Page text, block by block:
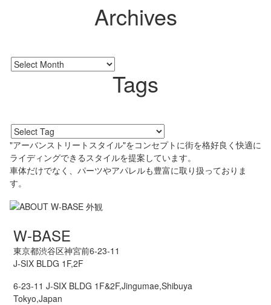
Archives
Tags
"アーバンストリートスタイル"をコンセプトに街を格好良く快適に
ライディングできるスタイルを提案しています。
車体だけでなく、パーツやアパレルも豊富に取り扱っておりま
す。
W-BASE
東京都渋谷区神宮前6-23-11
J-SIX BLDG 1F,2F
6-23-11 J-SIX BLDG 1F&2F,Jingumae,Shibuya
Tokyo,Japan